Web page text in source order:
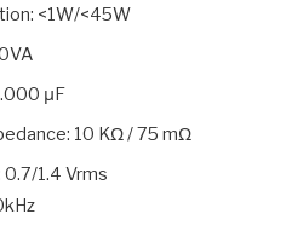
<1W/<45W
μF
10 KΩ / 75 mΩ
1.4 Vrms